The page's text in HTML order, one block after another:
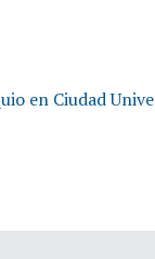
en Ciudad